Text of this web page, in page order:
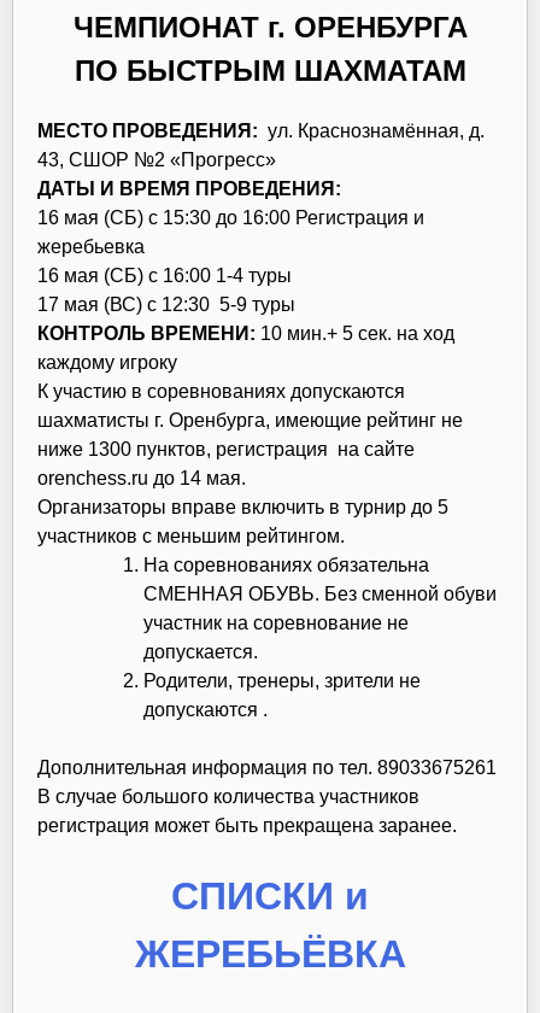
ЧЕМПИОНАТ г. ОРЕНБУРГА
ПО БЫСТРЫМ ШАХМАТАМ
МЕСТО ПРОВЕДЕНИЯ: ул. Краснознамённая, д.
43, СШОР №2 «Прогресс»
ДАТЫ И ВРЕМЯ ПРОВЕДЕНИЯ:
16 мая (СБ) с 15:30 до 16:00 Регистрация и
жеребьевка
16 мая (СБ) с 16:00 1-4 туры
17 мая (ВС) с 12:30 5-9 туры
КОНТРОЛЬ ВРЕМЕНИ: 10 мин.+ 5 сек. на ход
каждому игроку
К участию в соревнованиях допускаются
шахматисты г. Оренбурга, имеющие рейтинг не
ниже 1300 пунктов, регистрация на сайте
orenchess.ru до 14 мая.
Организаторы вправе включить в турнир до 5
участников с меньшим рейтингом.
На соревнованиях обязательна
СМЕННАЯ ОБУВЬ. Без сменной обуви
участник на соревнование не
допускается.
Родители, тренеры, зрители не
допускаются .
Дополнительная информация по тел. 89033675261
В случае большого количества участников
регистрация может быть прекращена заранее.
СПИСКИ и
ЖЕРЕБЬЁВКА